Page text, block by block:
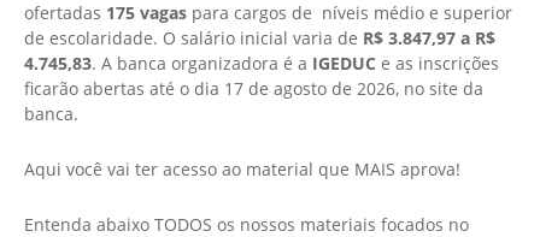
ofertadas 175 vagas para cargos de níveis médio e superior
de escolaridade. O salário inicial varia de R$ 3.847,97 a R$
4.745,83. A banca organizadora é a IGEDUC e as inscrições
ficarão abertas até o dia 17 de agosto de 2026, no site da
banca.
Aqui você vai ter acesso ao material que MAIS aprova!
Entenda abaixo TODOS os nossos materiais focados no